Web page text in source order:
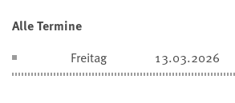
Alle Termine
Freitag
13.03.2026